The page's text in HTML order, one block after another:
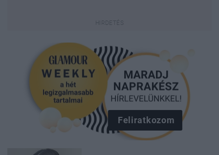
Feliratkozom